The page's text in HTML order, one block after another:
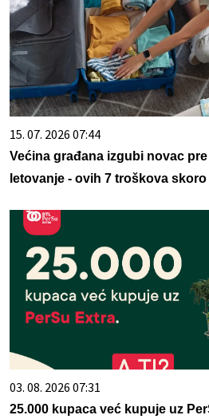
15. 07. 2026 07:44
Većina građana izgubi novac
letovanje - ovih 7 troškova
03. 08. 2026 07:31
25.000 kupaca već kupuje uz